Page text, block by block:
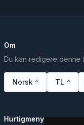
Om
Du kan redigere denne
Norsk TL
Hurtigmeny